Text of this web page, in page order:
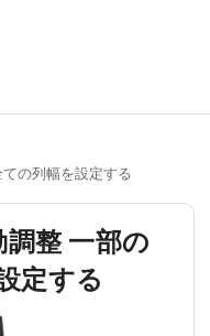
の列幅を設定する
整 一部の
定する